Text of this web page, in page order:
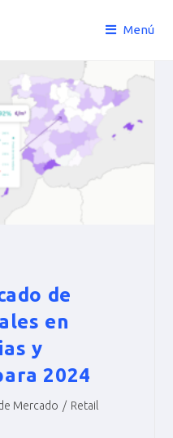
Menú
de
en
y
2024
Mercado / Retail